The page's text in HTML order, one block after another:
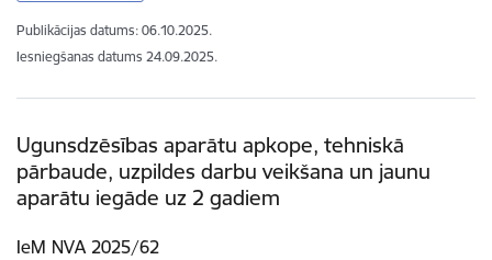
Publikācijas datums: 06.10.2025.
Iesniegšanas datums 24.09.2025.
Ugunsdzēsības aparātu apkope, tehniskā
pārbaude, uzpildes darbu veikšana un jaunu
aparātu iegāde uz 2 gadiem
IeM NVA 2025/62